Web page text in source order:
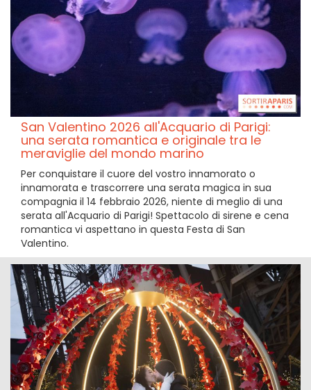
San Valentino 2026 all'Acquario di Parigi:
una serata romantica e originale tra le
meraviglie del mondo marino
Per conquistare il cuore del vostro innamorato o
innamorata e trascorrere una serata magica in sua
compagnia il 14 febbraio 2026, niente di meglio di una
serata all'Acquario di Parigi! Spettacolo di sirene e cena
romantica vi aspettano in questa Festa di San
Valentino.